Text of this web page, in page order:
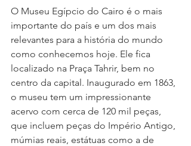
O Museu Egípcio do Cairo é o mais
importante do país e um dos mais
relevantes para a história do mundo
como conhecemos hoje. Ele fica
localizado na Praça Tahrir, bem no
centro da capital. Inaugurado em 1863,
o museu tem um impressionante
acervo com cerca de 120 mil peças,
que incluem peças do Império Antigo,
múmias reais, estátuas como a de